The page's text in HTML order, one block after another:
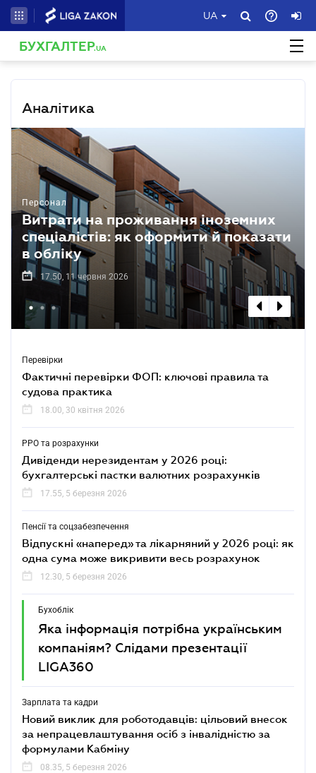
UA
БУХГАЛТЕР.UA
Аналітика
Персонал
Витрати на проживання іноземних
спеціалістів: як оформити й показати
в обліку
17.50, 11 червня 2026
Перевірки
Фактичні перевірки ФОП: ключові правила та
судова практика
18.00, 30 квітня 2026
РРО та розрахунки
Дивіденди нерезидентам у 2026 році:
бухгалтерські пастки валютних розрахунків
17.55, 5 березня 2026
Пенсії та соцзабезпечення
Відпускні «наперед» та лікарняний у 2026 році: як
одна сума може викривити весь розрахунок
12.30, 5 березня 2026
Бухоблік
Яка інформація потрібна українським
компаніям? Слідами презентації
LIGA360
Зарплата та кадри
Новий виклик для роботодавців: цільовий внесок
за непрацевлаштування осіб з інвалідністю за
формулами Кабміну
08.35, 5 березня 2026